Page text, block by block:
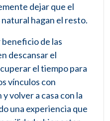
dejar que el
hagan el resto.
beneficio de las
descansar el
el tiempo para
vínculos con
volver a casa con la
una experiencia que